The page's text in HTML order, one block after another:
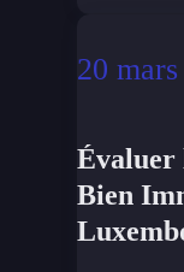
20
Évaluer
Bien